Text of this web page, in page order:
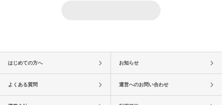
はじめての方へ お知らせ
よくある質問 運営へのお問い合わせ